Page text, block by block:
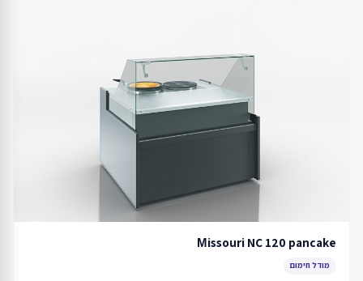
Мissouri NC 120 pancake
מודל חימום